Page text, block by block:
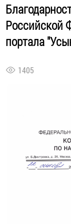
Российской
портала
1405